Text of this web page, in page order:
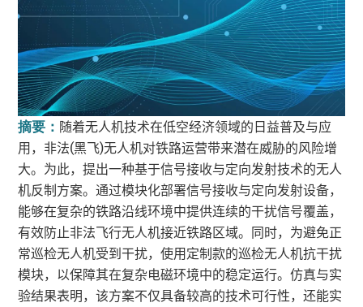
摘要： 随着无人机技术在低空经济领域的日益普及与应
用，非法(黑飞)无人机对铁路运营带来潜在威胁的风险增
大。为此，提出一种基于信号接收与定向发射技术的无人
机反制方案。通过模块化部署信号接收与定向发射设备，
能够在复杂的铁路沿线环境中提供连续的干扰信号覆盖，
有效防止非法飞行无人机接近铁路区域。同时，为避免正
常巡检无人机受到干扰，使用定制款的巡检无人机抗干扰
模块，以保障其在复杂电磁环境中的稳定运行。仿真与实
验结果表明，该方案不仅具备较高的技术可行性，还能实